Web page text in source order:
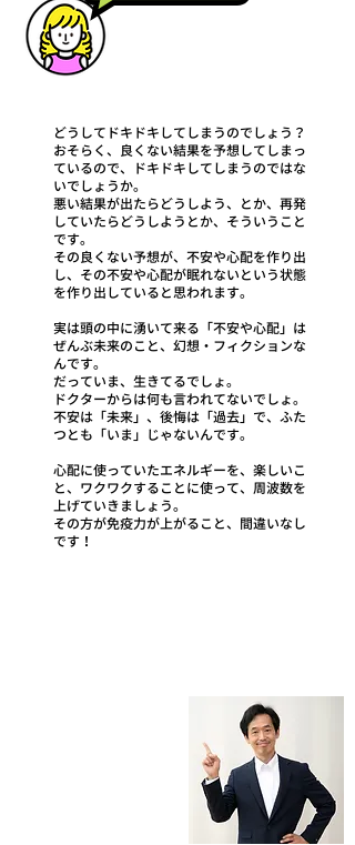
どうしてドキドキしてしまうのでしょう？
おそらく、良くない結果を予想してしまっ
ているので、ドキドキしてしまうのではな
いでしょうか。
悪い結果が出たらどうしよう、とか、再発
していたらどうしようとか、そういうこと
です。
その良くない予想が、不安や心配を作り出
し、その不安や心配が眠れないという状態
を作り出していると思われます。
実は頭の中に湧いて来る「不安や心配」は
ぜんぶ未来のこと、幻想・フィクションな
んです。
だっていま、生きてるでしょ。
ドクターからは何も言われてないでしょ。
不安は「未来」、後悔は「過去」で、ふた
つとも「いま」じゃないんです。
心配に使っていたエネルギーを、楽しいこ
と、ワクワクすることに使って、周波数を
上げていきましょう。
その方が免疫力が上がること、間違いなし
です！